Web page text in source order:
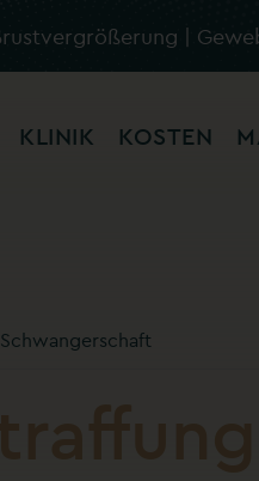
|
KLINIK KOSTEN